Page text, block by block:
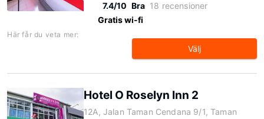
7.4/10 Bra 18 recensioner
Gratis wi-fi
Här får du veta mer:
Välj
Hotel O Roselyn Inn 2
12A, Jalan Taman Cendana 9/1, Taman